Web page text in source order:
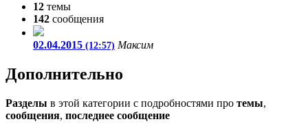
12 темы
142 сообщения
02.04.2015 (12:57) Максим
Дополнительно
Разделы в этой категории с подробностями про темы,
сообщения, последнее сообщение